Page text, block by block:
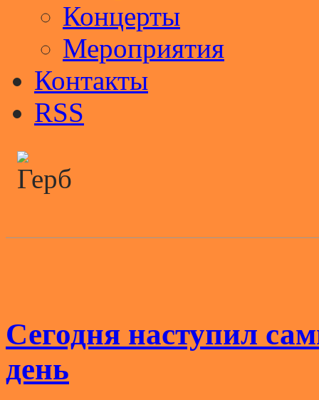
Концерты
Мероприятия
Контакты
RSS
Сегодня наступил
день